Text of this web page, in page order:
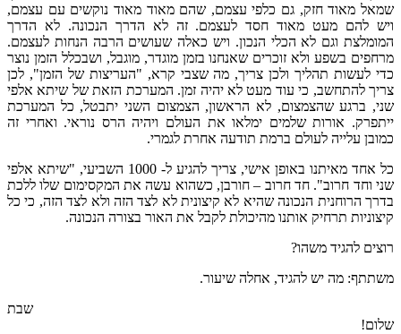
שמאל מאוד חזק, גם כלפי עצמם, שהם מאוד מאוד נוקשים עם עצמם,
ויש להם מעט מאוד חסד לעצמם. זה לא הדרך הנכונה. לא הדרך
המומלצת וגם לא הכלי הנכון. ויש כאלה שעושים הרבה הנחות לעצמם.
מרחפים בשפע ולא זוכרים שאנחנו בזמן מוגדר, מוגבל, ושבכלל הזמן נוצר
כדי לעשות תהליך ולכן צריך, מה שצבי קרא, "העריצות של הזמן", לכן
צריך להתחשב, כי עוד מעט לא יהיה זמן. המערכת הזאת של שיתא אלפי
שני, ברגע שהצמצום, לא הראשון, הצמצום השני יתבטל, כל המערכת
ייתפרק. אורות שלמים ימלאו את העולם ויהיה הרס נוראי. ואחרי זה
כמובן עלייה לעולם ברמת תודעה אחרת לגמרי.
כל אחד מאיתנו באופן אישי, צריך להגיע ל- 1000 השביעי, "שיתא אלפי
שני וחד חרוב". חד חרוב – חורבן, כשהוא עשה את המקסימום שלו ללכת
בדרך הרוחנית הנכונה שהיא לא קיצונית לא לצד הזה ולא לצד הזה, כי כל
קיצוניות תרחיק אותנו מהיכולת לקבל את האור בצורה הנכונה.
רוצים להגיד משהו?
משתתף: מה יש להגיד, אחלה שיעור.
שבת
שלום!